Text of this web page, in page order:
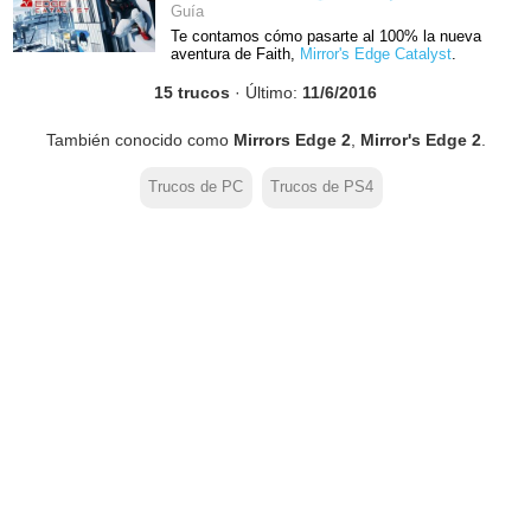
Guía
Te contamos cómo pasarte al 100% la nueva
aventura de Faith, Mirror's Edge Catalyst.
15 trucos · Último: 11/6/2016
También conocido como Mirrors Edge 2, Mirror's Edge 2.
Trucos de PC Trucos de PS4